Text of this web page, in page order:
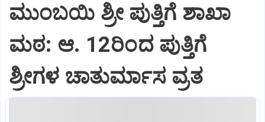
ಮುಂಬಯಿ ಶ್ರೀ ಪುತ್ತಿಗೆ ಶಾಖಾ
ಮಠ: ಆ. 12ರಿಂದ ಪುತ್ತಿಗೆ
ಶ್ರೀಗಳ ಚಾತುರ್ಮಾಸ ವ್ರತ